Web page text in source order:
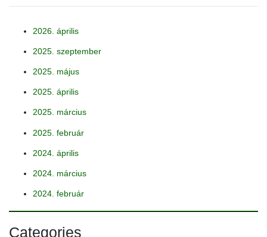
2026. április
2025. szeptember
2025. május
2025. április
2025. március
2025. február
2024. április
2024. március
2024. február
Categories